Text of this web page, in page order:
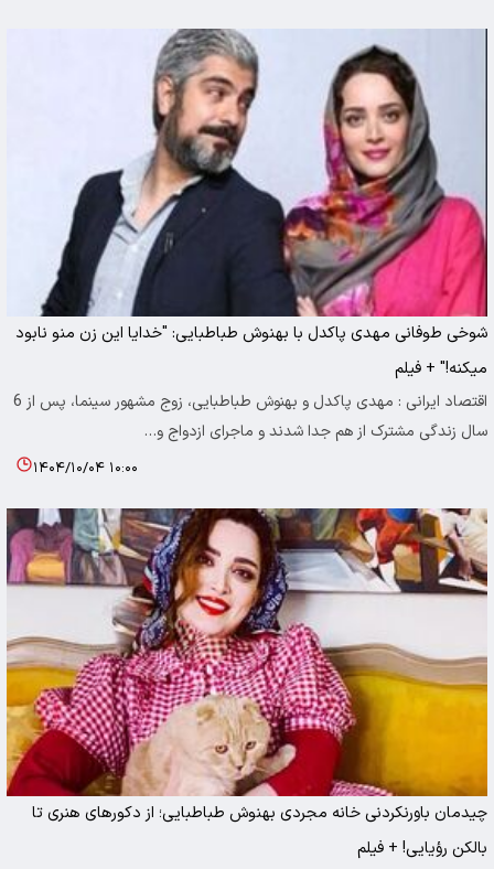
شوخی طوفانی مهدی پاکدل با بهنوش طباطبایی: "خدایا این زن منو نابود
میکنه!" + فیلم
اقتصاد ایرانی : مهدی پاکدل و بهنوش طباطبایی، زوج مشهور سینما، پس از 6
سال زندگی مشترک از هم جدا شدند و ماجرای ازدواج و…
۱۴۰۴/۱۰/۰۴ ۱۰:۰۰
چیدمان باورنکردنی خانه مجردی بهنوش طباطبایی؛ از دکورهای هنری تا
بالکن رؤیایی! + فیلم